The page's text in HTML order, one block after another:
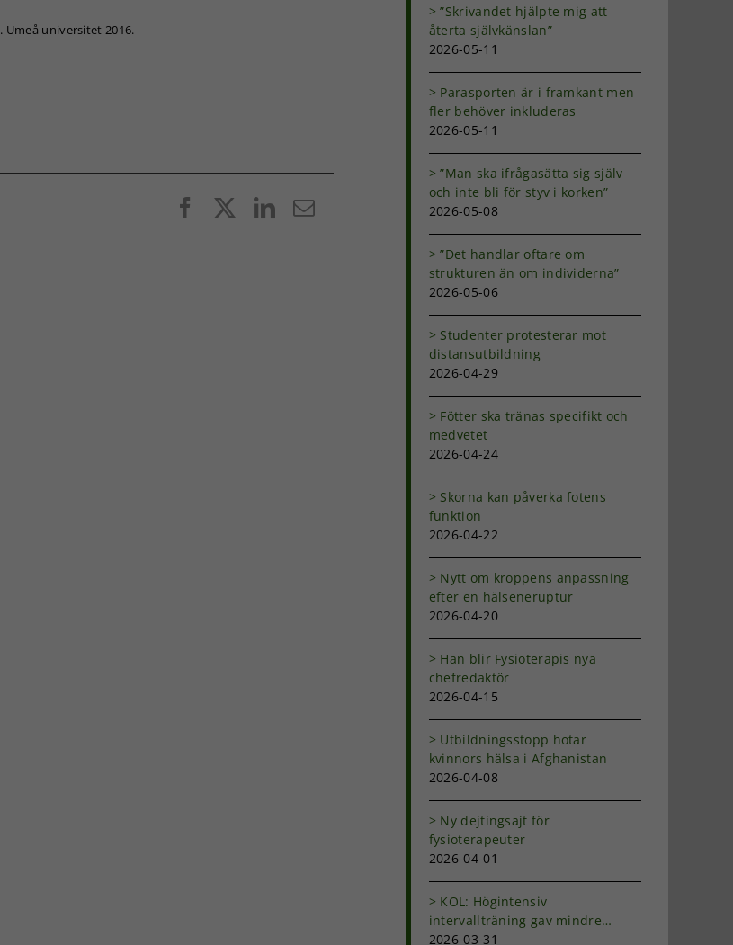
. Umeå universitet 2016.
FacebookLinkedIn
E-
”Skrivandet hjälpte mig att
återta självkänslan”
2026-05-11
Parasporten är i framkant men
fler behöver inkluderas
2026-05-11
”Man ska ifrågasätta sig själv
och inte bli för styv i korken”
2026-05-08
”Det handlar oftare om
strukturen än om individerna”
2026-05-06
Studenter protesterar mot
distansutbildning
2026-04-29
Fötter ska tränas specifikt och
medvetet
2026-04-24
Skorna kan påverka fotens
funktion
2026-04-22
Nytt om kroppens anpassning
efter en hälseneruptur
2026-04-20
Han blir Fysioterapis nya
chefredaktör
2026-04-15
Utbildningsstopp hotar
kvinnors hälsa i Afghanistan
2026-04-08
Ny dejtingsajt för
fysioterapeuter
2026-04-01
KOL: Högintensiv
intervallträning gav mindre
andfåddhet
2026-03-31